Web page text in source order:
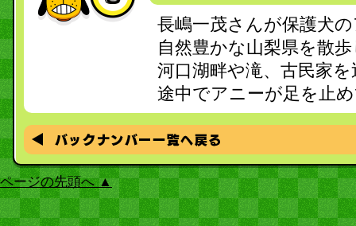
長嶋一茂さんが保護犬
自然豊かな山梨県を散
河口湖畔や滝、古民家
途中でアニーが足を止
ページの先頭へ ▲